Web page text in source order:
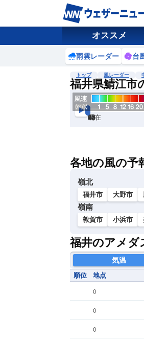
オススメ
雨雲レーダー 台
トップ 風レーダー
福井県鯖江市
現在
6h
12
24
36
48
60
72
各地の風の予
嶺北
福井市 大野市
嶺南
敦賀市 小浜市
福井のアメダ
気温
順位 地点
()
()
()